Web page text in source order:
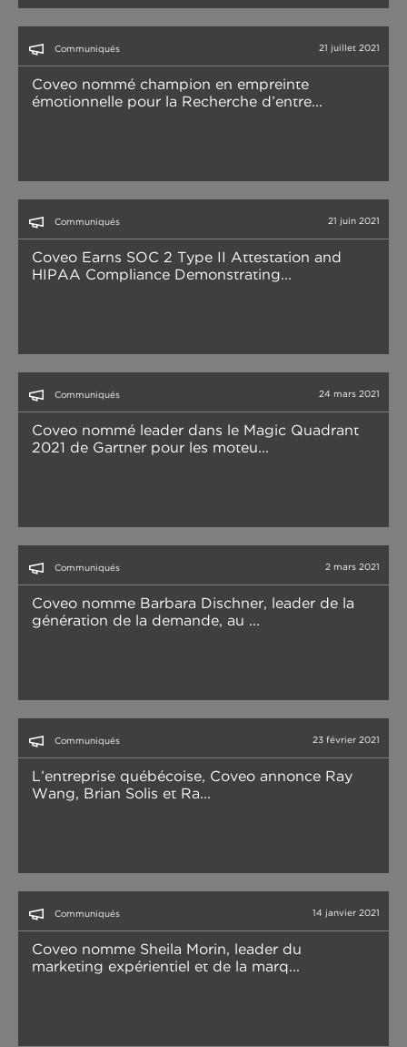
Communiqués 21 juillet 2021
Coveo nommé champion en empreinte
émotionnelle pour la Recherche d’entre...
Communiqués 21 juin 2021
Coveo Earns SOC 2 Type II Attestation and
HIPAA Compliance Demonstrating...
Communiqués 24 mars 2021
Coveo nommé leader dans le Magic Quadrant
2021 de Gartner pour les moteu...
Communiqués 2 mars 2021
Coveo nomme Barbara Dischner, leader de la
génération de la demande, au ...
Communiqués 23 février 2021
L’entreprise québécoise, Coveo annonce Ray
Wang, Brian Solis et Ra...
Communiqués 14 janvier 2021
Coveo nomme Sheila Morin, leader du
marketing expérientiel et de la marq...